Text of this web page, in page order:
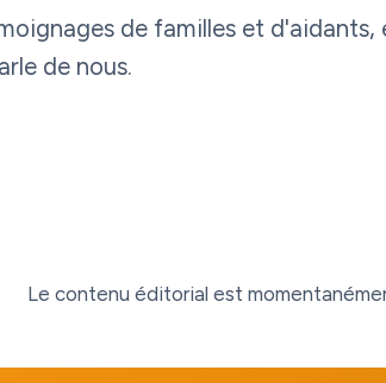
de familles et d'aidants,
de nous.
Le contenu éditorial est